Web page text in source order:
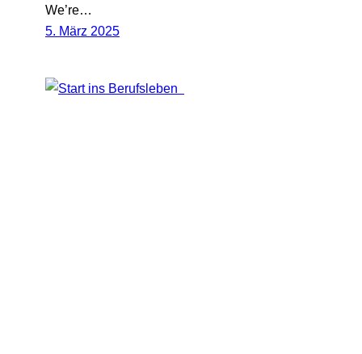
We’re…
5. März 2025